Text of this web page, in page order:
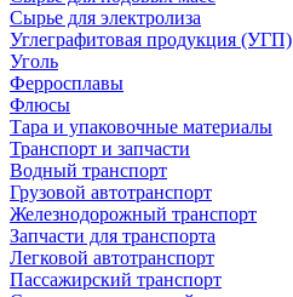
Сырье для электролиза
Углеграфитовая продукция (УГП)
Уголь
Ферросплавы
Флюсы
Тара и упаковочные материалы
Транспорт и запчасти
Водный транспорт
Грузовой автотранспорт
Железнодорожный транспорт
Запчасти для транспорта
Легковой автотранспорт
Пассажирский транспорт